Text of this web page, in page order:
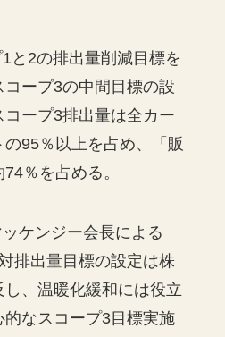
と2の排出量削減目標を
ープ3の中間目標の設
ープ3排出量は全カー
95％以上を占め、「販
％を占める。
ケンジー会長による
排出量目標の設定は株
、温暖化緩和には役立
なスコープ3目標実施